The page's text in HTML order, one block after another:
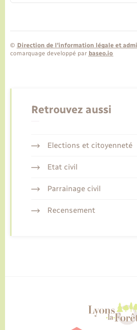
© Direction de l’information légale et
comarquage developpé par baseo.io
Retrouvez aussi
Elections et citoyenneté
Etat civil
Parrainage civil
Recensement